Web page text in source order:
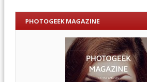
PHOTOGEEK MAGAZINE